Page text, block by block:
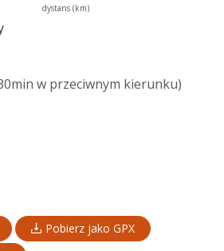
dystans (km)
w przeciwnym kierunku)
Pobierz jako GPX